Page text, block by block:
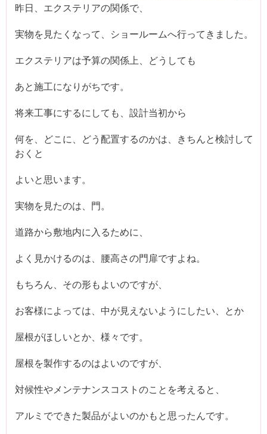
昨日、エクステリアの関係で、
実物を見たくなって、ショールームへ行ってきました。
エクステリアは予算の関係上、どうしても
あと施工になりがちです。
将来工事にするにしても、設計当初から
何を、どこに、どう配置するのかは、きちんと検討して
おくと
よいと思います。
実物を見たのは、門。
道路から敷地内に入るために、
よく見かけるのは、腰高さの門扉ですよね。
もちろん、その形もよいのですが、
お客様によっては、中が見えないようにしたい、とか
屋根がほしいとか、様々です。
屋根を製作するのはよいのですが、
対候性やメンテナンスコストのことを考えると、
アルミでできた製品がよいのかもと思ったんです。